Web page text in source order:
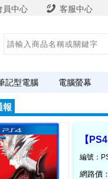
員中心 客服中心
記型電腦 電腦螢幕
報
【
編號：
網路價